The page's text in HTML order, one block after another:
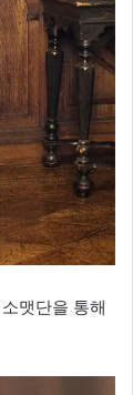
맷단을 통해